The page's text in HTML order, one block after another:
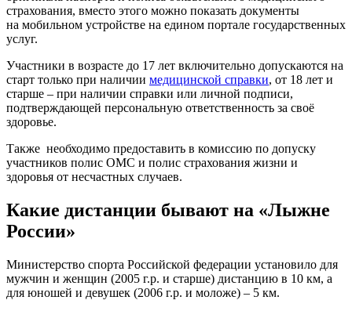
страхования, вместо этого можно показать документы
на мобильном устройстве на едином портале государственных
услуг.
Участники в возрасте до 17 лет включительно допускаются на
старт только при наличии медицинской справки, от 18 лет и
старше – при наличии справки или личной подписи,
подтверждающей персональную ответственность за своё
здоровье.
Также необходимо предоставить в комиссию по допуску
участников полис ОМС и полис страхования жизни и
здоровья от несчастных случаев.
Какие дистанции бывают на «Лыжне
России»
Министерство спорта Российской федерации установило для
мужчин и женщин (2005 г.р. и старше) дистанцию в 10 км, а
для юношей и девушек (2006 г.р. и моложе) – 5 км.